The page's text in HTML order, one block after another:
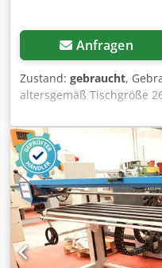
Anfragen
Zustand: gebraucht,
altersgemäß Tischgröße
nutzbar 2500 mm
Crodpfxew I U Hyo Ah
5,2 kW Versandmaße:
Verfügbarkeit: kurzfristig